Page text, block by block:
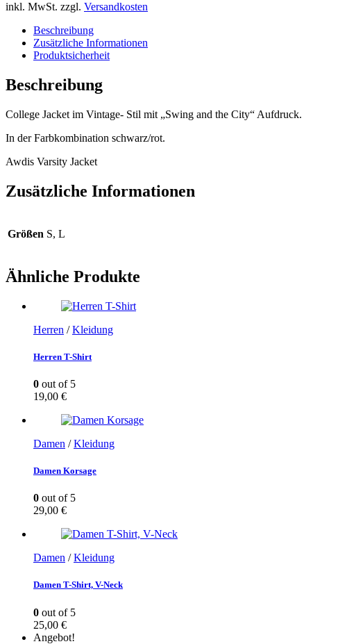
inkl. MwSt. zzgl. Versandkosten
Beschreibung
Zusätzliche Informationen
Produktsicherheit
Beschreibung
College Jacket im Vintage- Stil mit „Swing and the City“ Aufdruck.
In der Farbkombination schwarz/rot.
Awdis Varsity Jacket
Zusätzliche Informationen
Größen S, L
Ähnliche Produkte
Herren /Kleidung
Herren T-Shirt
0 out of 5
19,00 €
Damen /Kleidung
Damen Korsage
0 out of 5
29,00 €
Damen /Kleidung
Damen T-Shirt, V-Neck
0 out of 5
25,00 €
Angebot!